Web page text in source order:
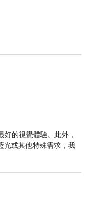
的視覺體驗。此外，
光或其他特殊需求，我